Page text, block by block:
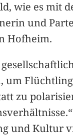
wie es mit
und
Hofheim.
zu
und Kultur